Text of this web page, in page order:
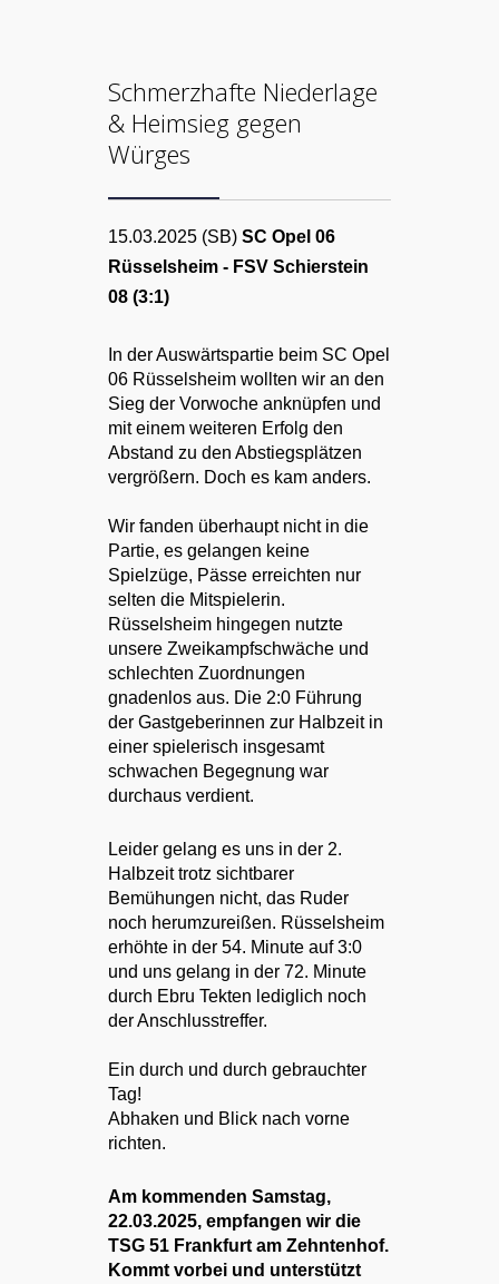
Schmerzhafte Niederlage
& Heimsieg gegen
Würges
15.03.2025 (SB)SC Opel 06
Rüsselsheim - FSV Schierstein
08 (3:1)
In der Auswärtspartie beim SC Opel
06 Rüsselsheim wollten wir an den
Sieg der Vorwoche anknüpfen und
mit einem weiteren Erfolg den
Abstand zu den Abstiegsplätzen
vergrößern. Doch es kam anders.
Wir fanden überhaupt nicht in die
Partie, es gelangen keine
Spielzüge, Pässe erreichten nur
selten die Mitspielerin.
Rüsselsheim hingegen nutzte
unsere Zweikampfschwäche und
schlechten Zuordnungen
gnadenlos aus. Die 2:0 Führung
der Gastgeberinnen zur Halbzeit in
einer spielerisch insgesamt
schwachen Begegnung war
durchaus verdient.
Leider gelang es uns in der 2.
Halbzeit trotz sichtbarer
Bemühungen nicht, das Ruder
noch herumzureißen. Rüsselsheim
erhöhte in der 54. Minute auf 3:0
und uns gelang in der 72. Minute
durch Ebru Tekten lediglich noch
der Anschlusstreffer.
Ein durch und durch gebrauchter
Tag!
Abhaken und Blick nach vorne
richten.
Am kommenden Samstag,
22.03.2025, empfangen wir die
TSG 51 Frankfurt am Zehntenhof.
Kommt vorbei und unterstützt